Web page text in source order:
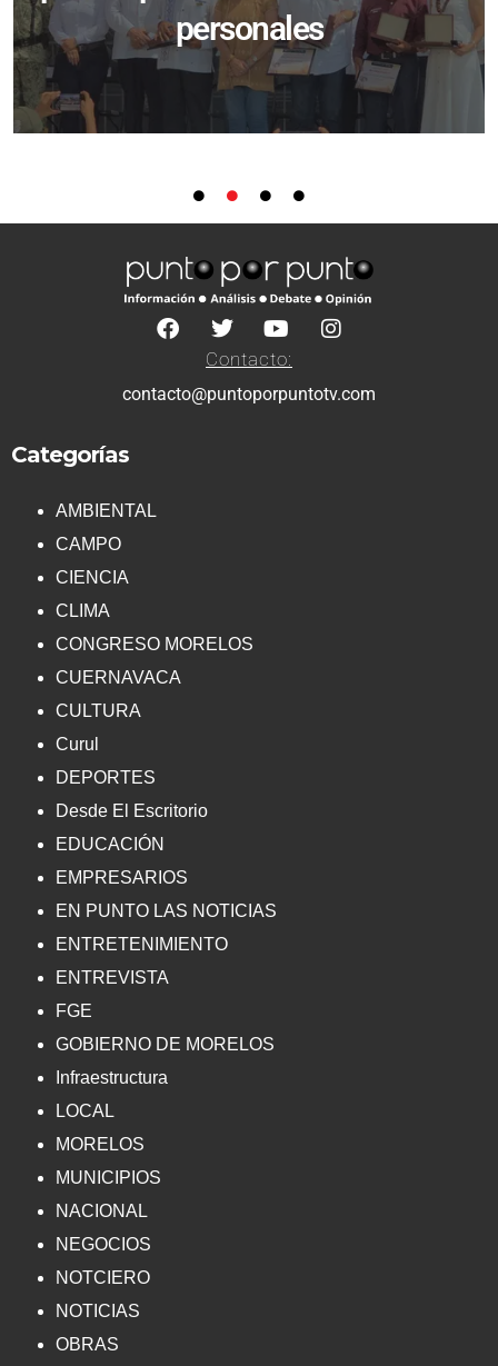
personales
Contacto:
contacto@puntoporpuntotv.com
Categorías
AMBIENTAL
CAMPO
CIENCIA
CLIMA
CONGRESO MORELOS
CUERNAVACA
CULTURA
Curul
DEPORTES
Desde El Escritorio
EDUCACIÓN
EMPRESARIOS
EN PUNTO LAS NOTICIAS
ENTRETENIMIENTO
ENTREVISTA
FGE
GOBIERNO DE MORELOS
Infraestructura
LOCAL
MORELOS
MUNICIPIOS
NACIONAL
NEGOCIOS
NOTCIERO
NOTICIAS
OBRAS